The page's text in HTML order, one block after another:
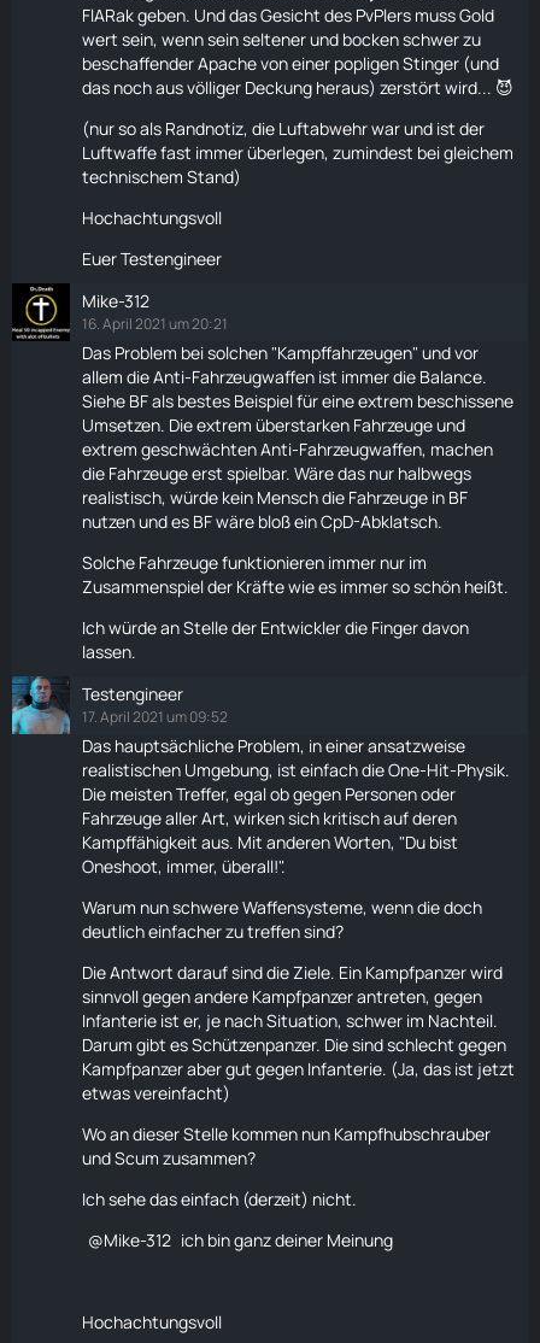
kommt auf die Insel weil man Mist gebaut hat. Und
wenn man es schafft zu überleben ist man
Resozialisiert.
Durch die Punkte die man während des spielen
absolviert hat.
FlARak geben. Und das Gesicht des PvPlers muss Gold
wert sein, wenn sein seltener und bocken schwer zu
beschaffender Apache von einer popligen Stinger (und
das noch aus völliger Deckung heraus) zerstört wird... 😈
(nur so als Randnotiz, die Luftabwehr war und ist der
Luftwaffe fast immer überlegen, zumindest bei gleichem
technischem Stand)
Hochachtungsvoll
Euer Testengineer
Mike-312
16. April 2021 um 20:21
Das Problem bei solchen "Kampffahrzeugen" und vor
allem die Anti-Fahrzeugwaffen ist immer die Balance.
Siehe BF als bestes Beispiel für eine extrem beschissene
Umsetzen. Die extrem überstarken Fahrzeuge und
extrem geschwächten Anti-Fahrzeugwaffen, machen
die Fahrzeuge erst spielbar. Wäre das nur halbwegs
realistisch, würde kein Mensch die Fahrzeuge in BF
nutzen und es BF wäre bloß ein CpD-Abklatsch.
Solche Fahrzeuge funktionieren immer nur im
Zusammenspiel der Kräfte wie es immer so schön heißt.
Ich würde an Stelle der Entwickler die Finger davon
lassen.
Testengineer
17. April 2021 um 09:52
Das hauptsächliche Problem, in einer ansatzweise
realistischen Umgebung, ist einfach die One-Hit-Physik.
Die meisten Treffer, egal ob gegen Personen oder
Fahrzeuge aller Art, wirken sich kritisch auf deren
Kampffähigkeit aus. Mit anderen Worten, "Du bist
Oneshoot, immer, überall!".
Warum nun schwere Waffensysteme, wenn die doch
deutlich einfacher zu treffen sind?
Die Antwort darauf sind die Ziele. Ein Kampfpanzer wird
sinnvoll gegen andere Kampfpanzer antreten, gegen
Infanterie ist er, je nach Situation, schwer im Nachteil.
Darum gibt es Schützenpanzer. Die sind schlecht gegen
Kampfpanzer aber gut gegen Infanterie. (Ja, das ist jetzt
etwas vereinfacht)
Wo an dieser Stelle kommen nun Kampfhubschrauber
und Scum zusammen?
Ich sehe das einfach (derzeit) nicht.
Mike-312 ich bin ganz deiner Meinung
Hochachtungsvoll